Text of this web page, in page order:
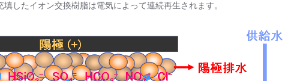
したイオン交換樹脂は電気によって連続再生されます。